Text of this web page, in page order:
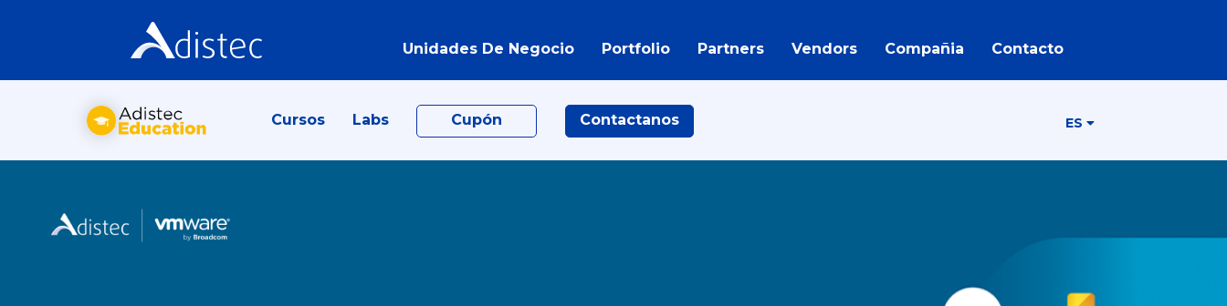
Unidades De Negocio Portfolio Partners Vendors Compañia Contacto
Cursos Labs Cupón Contactanos ES